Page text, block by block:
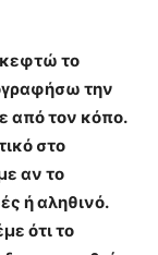
το
την
από τον κόπο.
στο
αν το
ή αληθινό.
ότι το